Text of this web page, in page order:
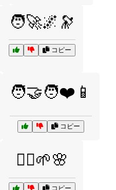
🧑‍🚀🌌🔭
コピー
🧑‍🤝‍🧑❤️📱
コピー
🧘‍♀️🌱🌸
コピー